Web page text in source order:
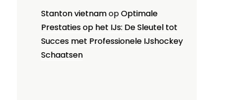
Stanton vietnamopOptimale
Prestaties op het IJs: De Sleutel tot
Succes met Professionele IJshockey
Schaatsen